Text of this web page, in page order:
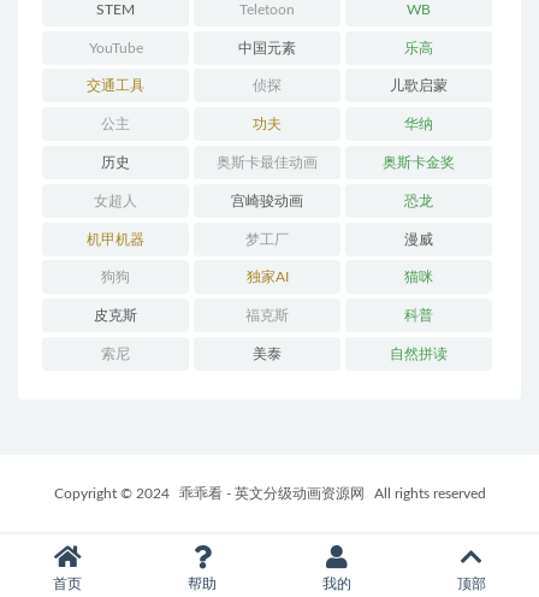
STEM Teletoon WB
YouTube 中国元素 乐高
交通工具 侦探 儿歌启蒙
公主 功夫 华纳
历史 奥斯卡最佳动画 奥斯卡金奖
女超人 宫崎骏动画 恐龙
机甲机器 梦工厂 漫威
狗狗 独家AI 猫咪
皮克斯 福克斯 科普
索尼 美泰 自然拼读
Copyright © 2024 乖乖看 - 英文分级动画资源网 All rights reserved
首页 帮助 我的 顶部